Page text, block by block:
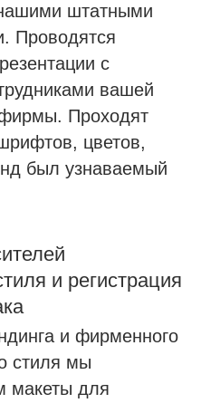
штатными
Проводятся
с
вашей
Проходят
цветов,
был узнаваемый
и регистрация
и фирменного
стиля мы
макеты для